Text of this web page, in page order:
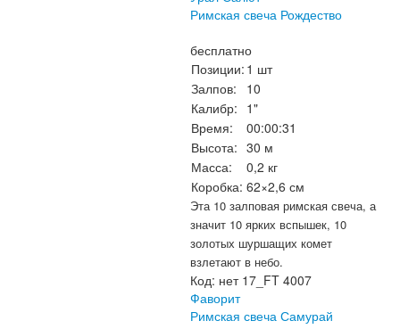
Римская свеча Рождество
бесплатно
Позиции: 1 шт
Залпов:
10
Калибр: 1"
Время:
00:00:31
Высота: 30 м
Масса:
0,2 кг
Коробка: 62×2,6 см
Эта 10 залповая римская свеча, а
значит 10 ярких вспышек, 10
золотых шуршащих комет
взлетают в небо.
Код: нет 17_FT 4007
Фаворит
Римская свеча Самурай